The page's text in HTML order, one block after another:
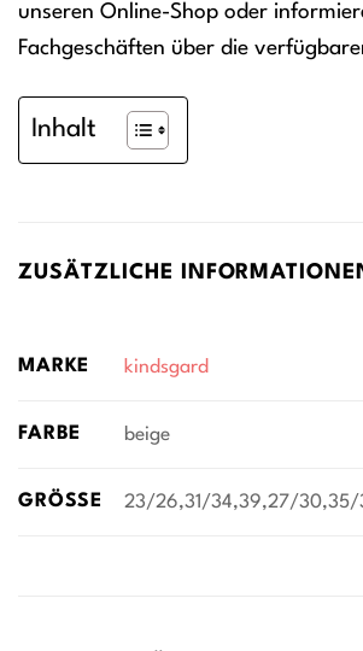
unseren Online-Shop oder
Fachgeschäften über die
Inhalt
ZUSÄTZLICHE
MARKE kindsgard
FARBE beige
GRÖSSE 23/26,31/34,39,27/30,35/